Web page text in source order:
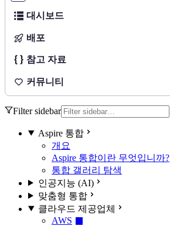
대시보드
배포
참고 자료
커뮤니티
Filter sidebar
Aspire 통합
개요
Aspire 통합이란 무엇입니까?
통합 갤러리 탐색
인공지능 (AI)
맞춤형 통합
클라우드 제공업체
AWS